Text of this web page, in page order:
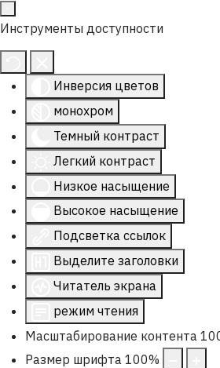
Инструменты доступности
Инверсия цветов
монохром
Темный контраст
Легкий контраст
Низкое насыщение
Высокое насыщение
Подсветка ссылок
Выделите заголовки
Читатель экрана
режим чтения
Масштабирование контента
Размер шрифта 100%